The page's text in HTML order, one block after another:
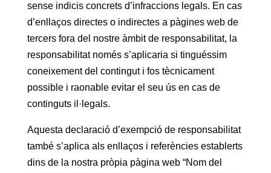
sense indicis concrets d’infraccions legals. En cas
d’enllaços directes o indirectes a pàgines web de
tercers fora del nostre àmbit de responsabilitat, la
responsabilitat només s’aplicaria si tinguéssim
coneixement del contingut i fos tècnicament
possible i raonable evitar el seu ús en cas de
continguts il·legals.
Aquesta declaració d’exempció de responsabilitat
també s’aplica als enllaços i referències establerts
dins de la nostra pròpia pàgina web “Nom del